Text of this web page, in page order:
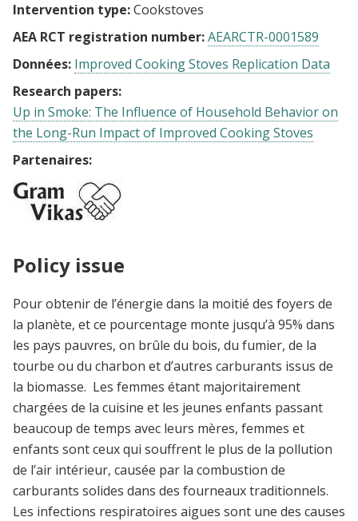
Intervention type:Cookstoves
AEA RCT registration number:AEARCTR-0001589
Données: Improved Cooking Stoves Replication Data
Research papers:
Up in Smoke: The Influence of Household Behavior on
the Long-Run Impact of Improved Cooking Stoves
Partenaires:
Policy issue
Pour obtenir de l’énergie dans la moitié des foyers de
la planète, et ce pourcentage monte jusqu’à 95% dans
les pays pauvres, on brûle du bois, du fumier, de la
tourbe ou du charbon et d’autres carburants issus de
la biomasse. Les femmes étant majoritairement
chargées de la cuisine et les jeunes enfants passant
beaucoup de temps avec leurs mères, femmes et
enfants sont ceux qui souffrent le plus de la pollution
de l’air intérieur, causée par la combustion de
carburants solides dans des fourneaux traditionnels.
Les infections respiratoires aigues sont une des causes